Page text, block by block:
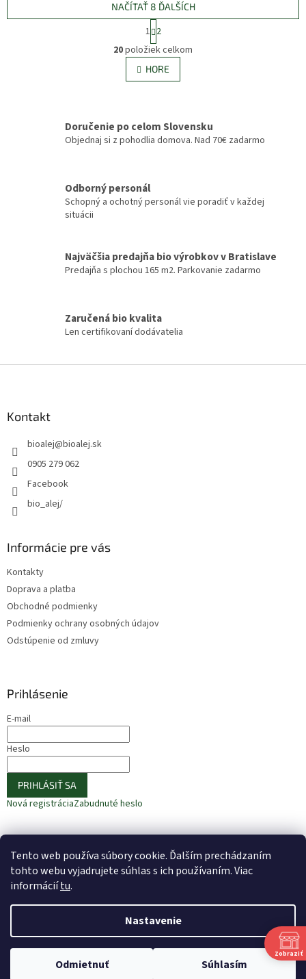
Tento web používa súbory cookie. Ďalším prechádzaním
tohto webu vyjadrujete súhlas s ich používaním. Viac
informáciítu.
Nastavenie
Odmietnuť Súhlasím
O
v
l
á
c
i
e
k
p
i
s
NAČÍTAŤ 8 ĎALŠÍCH
t
r
á
n
k
n
i
1 2
20položiek celkom
HORE
Doručenie po celom Slovensku
Objednaj si z pohodlia domova. Nad 70€ zadarmo
Odborný personál
Schopný a ochotný personál vie poradiť v každej
situácii
Najväčšia predajňa bio výrobkov v Bratislave
Predajňa s plochou 165 m2. Parkovanie zadarmo
Zaručená bio kvalita
Len certifikovaní dodávatelia
Kontakt
bioalej@bioalej.sk
0905 279 062
Facebook
bio_alej/
Informácie pre vás
Kontakty
Doprava a platba
Obchodné podmienky
Podmienky ochrany osobných údajov
Odstúpenie od zmluvy
Prihlásenie
E-mail
Heslo
PRIHLÁSIŤ SA
Nová registráciaZabudnuté heslo
⚠️ UPOZORNENIE – Fazuľa biela 🎁 ODOBERAJTE NOVINKY −10 %
Vytvoril Shoptet
Copyright 2026 . Všetky práva vyhradené.
Zobraziť